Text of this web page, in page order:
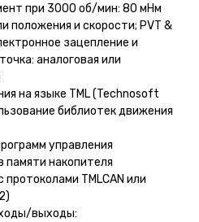
при 3000 об/мин: 80 мНм
положения и скорости; PVT &
зацепление и
аналоговая или
на языке TML (Technosoft
библиотек движения
управления
накопителя
протоколами TMLCAN или
выходы: